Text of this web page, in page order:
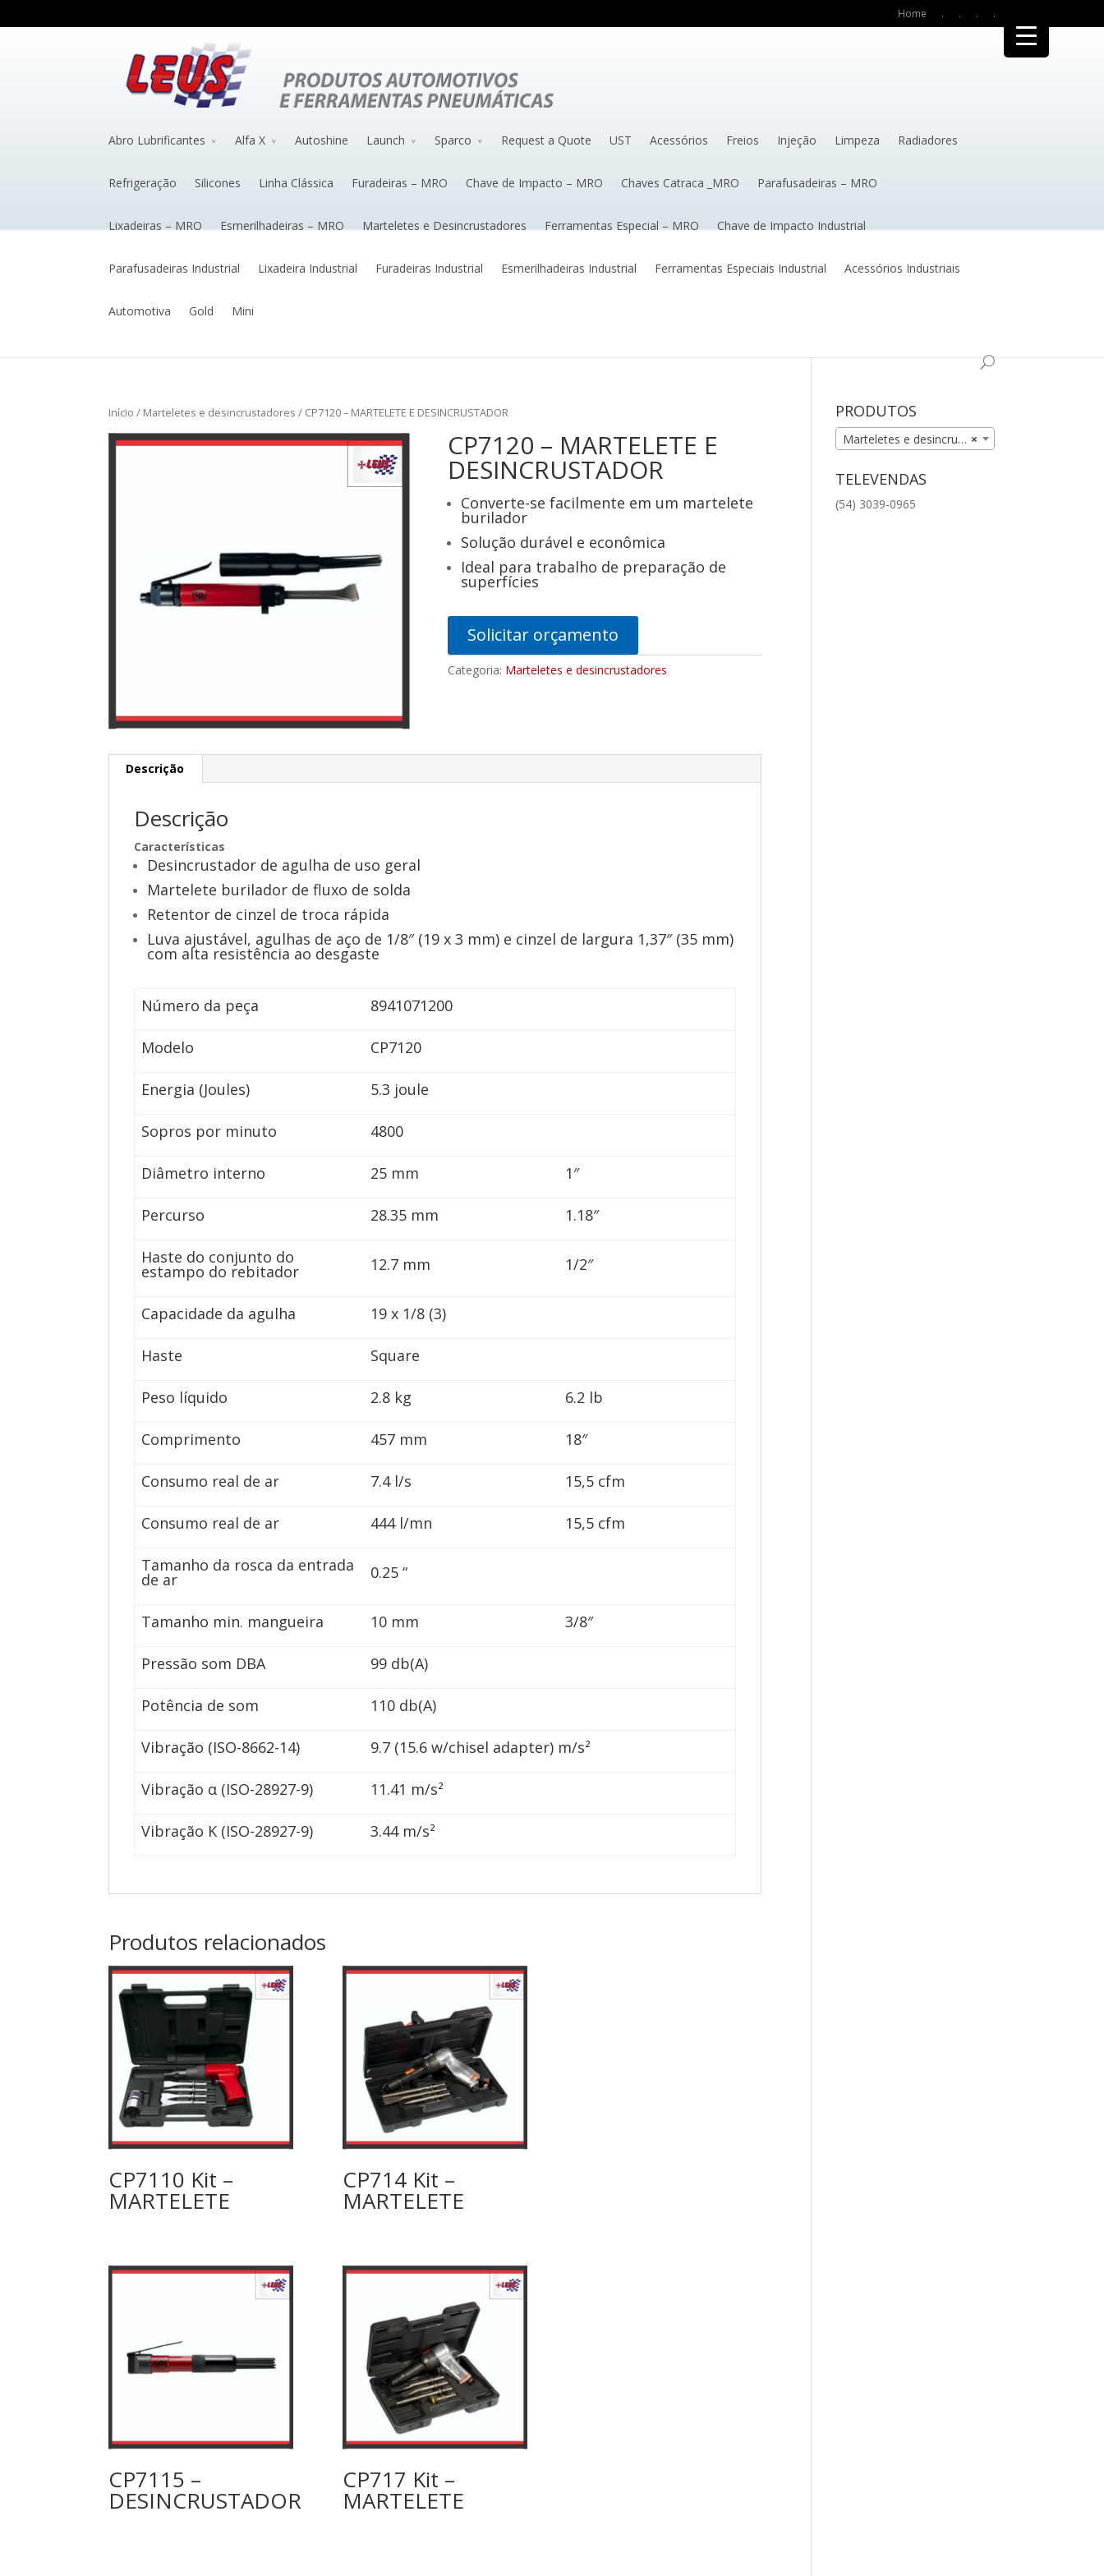
Home . . . .
Abro Lubrificantes Alfa X Autoshine Launch Sparco Request a Quote UST Acessórios Freios Injeção Limpeza Radiadores
Refrigeração Silicones Linha Clássica Furadeiras – MRO Chave de Impacto – MRO Chaves Catraca _MRO Parafusadeiras – MRO
Lixadeiras – MRO Esmerilhadeiras – MRO Marteletes e Desincrustadores Ferramentas Especial – MRO Chave de Impacto Industrial
Parafusadeiras Industrial Lixadeira Industrial Furadeiras Industrial Esmerilhadeiras Industrial Ferramentas Especiais Industrial Acessórios Industriais
Automotiva Gold Mini
Início / Marteletes e desincrustadores / CP7120 – MARTELETE E DESINCRUSTADOR
CP7120 – MARTELETE E
DESINCRUSTADOR
Converte-se facilmente em um martelete
burilador
Solução durável e econômica
Ideal para trabalho de preparação de
superfícies
Solicitar orçamento
Categoria: Marteletes e desincrustadores
Descrição
Descrição
Características
Desincrustador de agulha de uso geral
Martelete burilador de fluxo de solda
Retentor de cinzel de troca rápida
Luva ajustável, agulhas de aço de 1/8″ (19 x 3 mm) e cinzel de largura 1,37″ (35 mm)
com alta resistência ao desgaste
Número da peça 8941071200
Modelo CP7120
Energia (Joules) 5.3 joule
Sopros por minuto 4800
Diâmetro interno 25 mm 1″
Percurso 28.35 mm 1.18″
Haste do conjunto do
estampo do rebitador 12.7 mm 1/2″
Capacidade da agulha 19 x 1/8 (3)
Haste Square
Peso líquido 2.8 kg 6.2 lb
Comprimento 457 mm 18″
Consumo real de ar 7.4 l/s 15,5 cfm
Consumo real de ar 444 l/mn 15,5 cfm
Tamanho da rosca da entrada
de ar 0.25 “
Tamanho min. mangueira 10 mm 3/8″
Pressão som DBA 99 db(A)
Potência de som 110 db(A)
Vibração (ISO-8662-14) 9.7 (15.6 w/chisel adapter) m/s²
Vibração α (ISO-28927-9) 11.41 m/s²
Vibração K (ISO-28927-9) 3.44 m/s²
Produtos relacionados
CP7110 Kit –
MARTELETE
CP714 Kit –
MARTELETE
CP7115 –
DESINCRUSTADOR
CP717 Kit –
MARTELETE
PRODUTOS
×
Marteletes e desincrustadores (11)
TELEVENDAS
(54) 3039-0965